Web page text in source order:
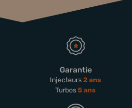
Garantie
Injecteurs2 ans
Turbos5 ans